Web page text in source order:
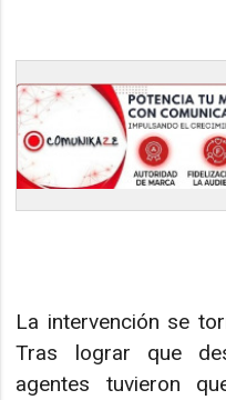
La intervención se
Tras lograr que
agentes tuvieron